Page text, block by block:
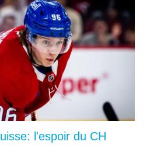
l'espoir du CH